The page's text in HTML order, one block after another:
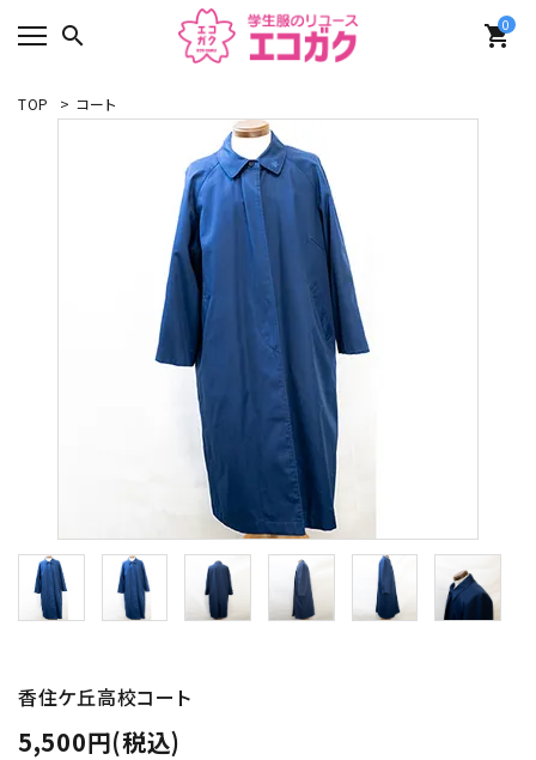
search 0
shopping_cart
TOP > コート
香住ケ丘高校コート
5,500円(税込)